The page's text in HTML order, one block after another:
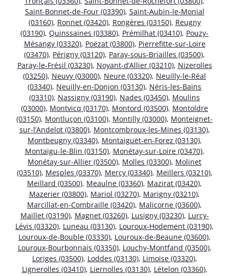
Saint-Bonnet-de-Four (03390), Saint-Aubin-le-Monial
(03160), Ronnet (03420), Rongères (03150), Reugny
(03190), Quinssaines (03380), Prémilhat (03410), Pouzy-
Mésangy (03320), Poëzat (03800), Pierrefitte-sur-Loire
(03470), Périgny (03120), Paray-sous-Briailles (03500),
Paray-le-Frésil (03230), Noyant-d’Allier (03210), Nizerolles
(03250), Neuvy (03000), Neure (03320), Neuilly-le-Réal
(03340), Neuilly-en-Donjon (03130), Néris-les-Bains
(03310), Nassigny (03190), Nades (03450), Moulins
(03000), Montvicq (03170), Montord (03500), Montoldre
(03150), Montluçon (03100), Montilly (03000), Monteignet-
sur-l’Andelot (03800), Montcombroux-les-Mines (03130),
Montbeugny (03340), Montaiguët-en-Forez (03130),
Montaigu-le-Blin (03150), Monétay-sur-Loire (03470),
Monétay-sur-Allier (03500), Molles (03300), Molinet
(03510), Mesples (03370), Mercy (03340), Meillers (03210),
Meillard (03500), Meaulne (03360), Mazirat (03420),
Mazerier (03800), Mariol (03270), Marigny (03210),
Marcillat-en-Combraille (03420), Malicorne (03600),
Maillet (03190), Magnet (03260), Lusigny (03230), Lurcy-
Lévis (03320), Luneau (03130), Louroux-Hodement (03190),
Louroux-de-Bouble (03330), Louroux-de-Beaune (03600),
Louroux-Bourbonnais (03350), Louchy-Montfand (03500),
Loriges (03500), Loddes (03130), Limoise (03320),
Lignerolles (03410), Liernolles (03130), Lételon (03360),